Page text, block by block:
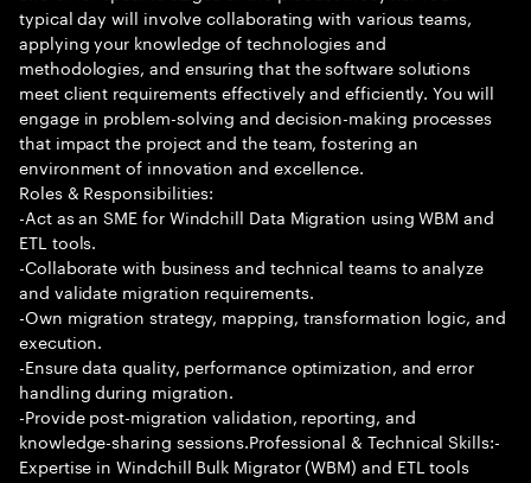
typical day will involve collaborating with various teams,
applying your knowledge of technologies and
methodologies, and ensuring that the software solutions
meet client requirements effectively and efficiently. You will
engage in problem-solving and decision-making processes
that impact the project and the team, fostering an
environment of innovation and excellence.
Roles & Responsibilities:
-Act as an SME for Windchill Data Migration using WBM and
ETL tools.
-Collaborate with business and technical teams to analyze
and validate migration requirements.
-Own migration strategy, mapping, transformation logic, and
execution.
-Ensure data quality, performance optimization, and error
handling during migration.
-Provide post-migration validation, reporting, and
knowledge-sharing sessions.Professional & Technical Skills:-
Expertise in Windchill Bulk Migrator (WBM) and ETL tools